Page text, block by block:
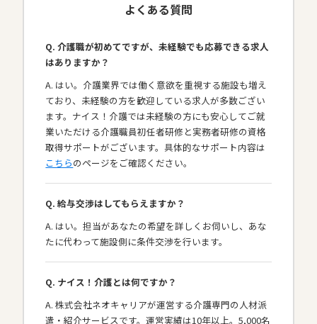
よくある質問
Q. 介護職が初めてですが、未経験でも応募できる求人
はありますか？
A. はい。介護業界では働く意欲を重視する施設も増え
ており、未経験の方を歓迎している求人が多数ござい
ます。ナイス！介護では未経験の方にも安心してご就
業いただける介護職員初任者研修と実務者研修の資格
取得サポートがございます。具体的なサポート内容は
こちらのページをご確認ください。
Q. 給与交渉はしてもらえますか？
A. はい。担当があなたの希望を詳しくお伺いし、あな
たに代わって施設側に条件交渉を行います。
Q. ナイス！介護とは何ですか？
A. 株式会社ネオキャリアが運営する介護専門の人材派
遣・紹介サービスです。運営実績は10年以上。5,000名